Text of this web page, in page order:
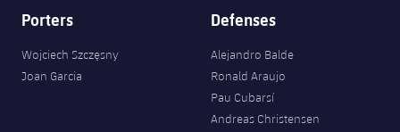
Porters
Wojciech Szczęsny
Joan Garcia
Defenses
Alejandro Balde
Ronald Araujo
Pau Cubarsí
Andreas Christensen